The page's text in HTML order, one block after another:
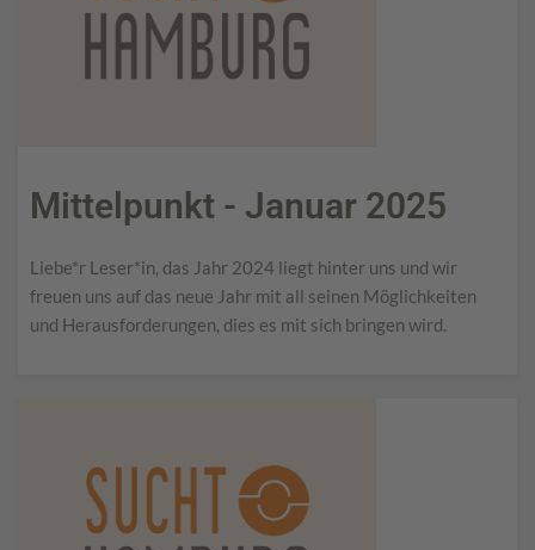
Mittelpunkt - Januar 2025
Liebe*r Leser*in, das Jahr 2024 liegt hinter uns und wir
freuen uns auf das neue Jahr mit all seinen Möglichkeiten
und Herausforderungen, dies es mit sich bringen wird.